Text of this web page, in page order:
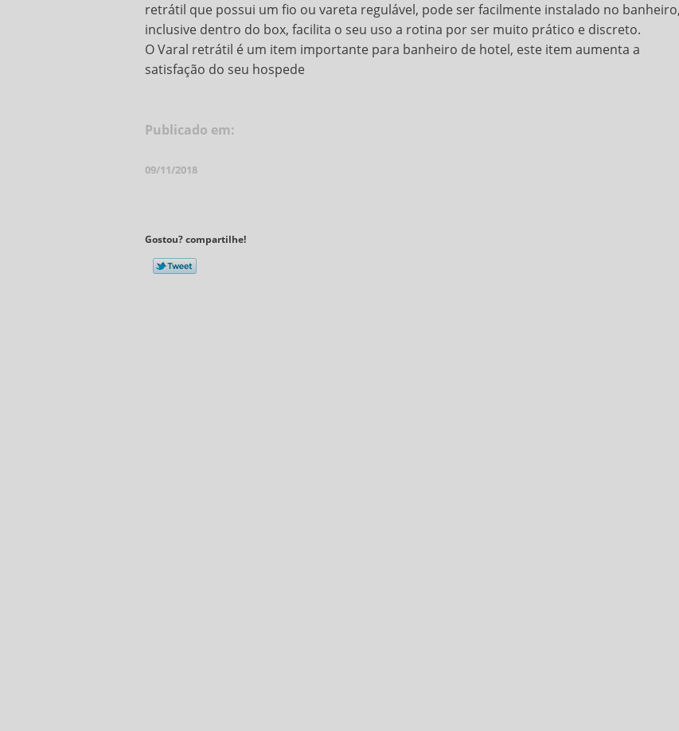
retrátil que possui um fio ou vareta regulável, pode ser facilmente instalado no banheiro,
inclusive dentro do box, facilita o seu uso a rotina por ser muito prático e discreto.
O Varal retrátil é um item importante para banheiro de hotel, este item aumenta a
satisfação do seu hospede
Publicado em:
09/11/2018
Gostou? compartilhe!